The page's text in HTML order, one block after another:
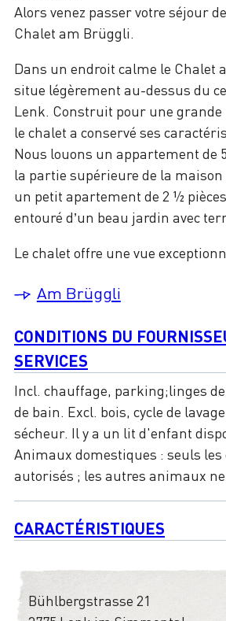
Alors venez passer votre séjour
Chalet am Brüggli.
Dans un endroit calme le Chalet
situe légèrement au-dessus du
Lenk. Construit pour une grande
le chalet a conservé ses
Nous louons un appartement de
la partie supérieure de la maison
un petit apartement de 2 ½
entouré d’un beau jardin avec
Le chalet offre une vue
Am Brüggli
CONDITIONS DU
SERVICES
Incl. chauffage, parking;linges
de bain. Excl. bois, cycle de
sécheur. Il y a un lit d'enfant
Animaux domestiques : seuls les
autorisés ; les autres animaux
CARACTÉRISTIQUES
Bühlbergstrasse 21